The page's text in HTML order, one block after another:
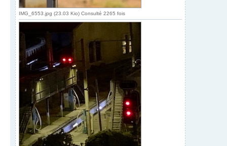
IMG_6553.jpg (23.03 Kio) Consulté 2265 fois